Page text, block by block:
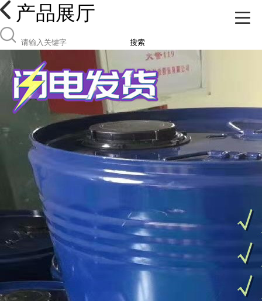
产品展厅
搜索